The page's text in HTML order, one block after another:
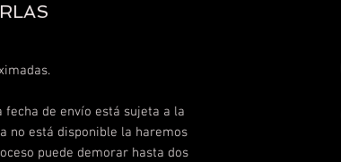
fecha de envío está sujeta a la
no está disponible la haremos
puede demorar hasta dos